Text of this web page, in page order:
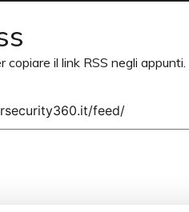
copiare il link RSS negli appunti.